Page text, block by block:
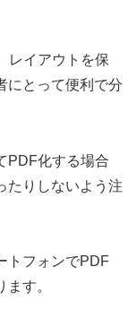
レイアウトを保
にとって便利で分
PDF化する場合
たりしないよう注
トフォンでPDF
す。